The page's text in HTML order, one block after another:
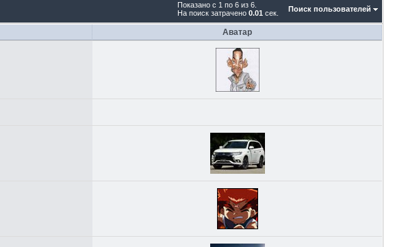
Показано с 1 по 6 из 6.
На поиск затрачено0.01 сек. Поиск пользователей
Аватар